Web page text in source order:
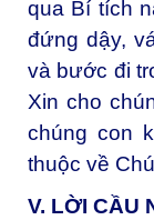
qua Bí tích
đứng dậy,
và bước đi
Xin cho
chúng con
thuộc về
V. LỜI CẦU